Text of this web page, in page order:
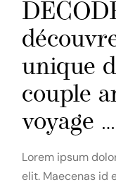
unique
couple
voyage …
Lorem ipsum
elit. Maecenas id